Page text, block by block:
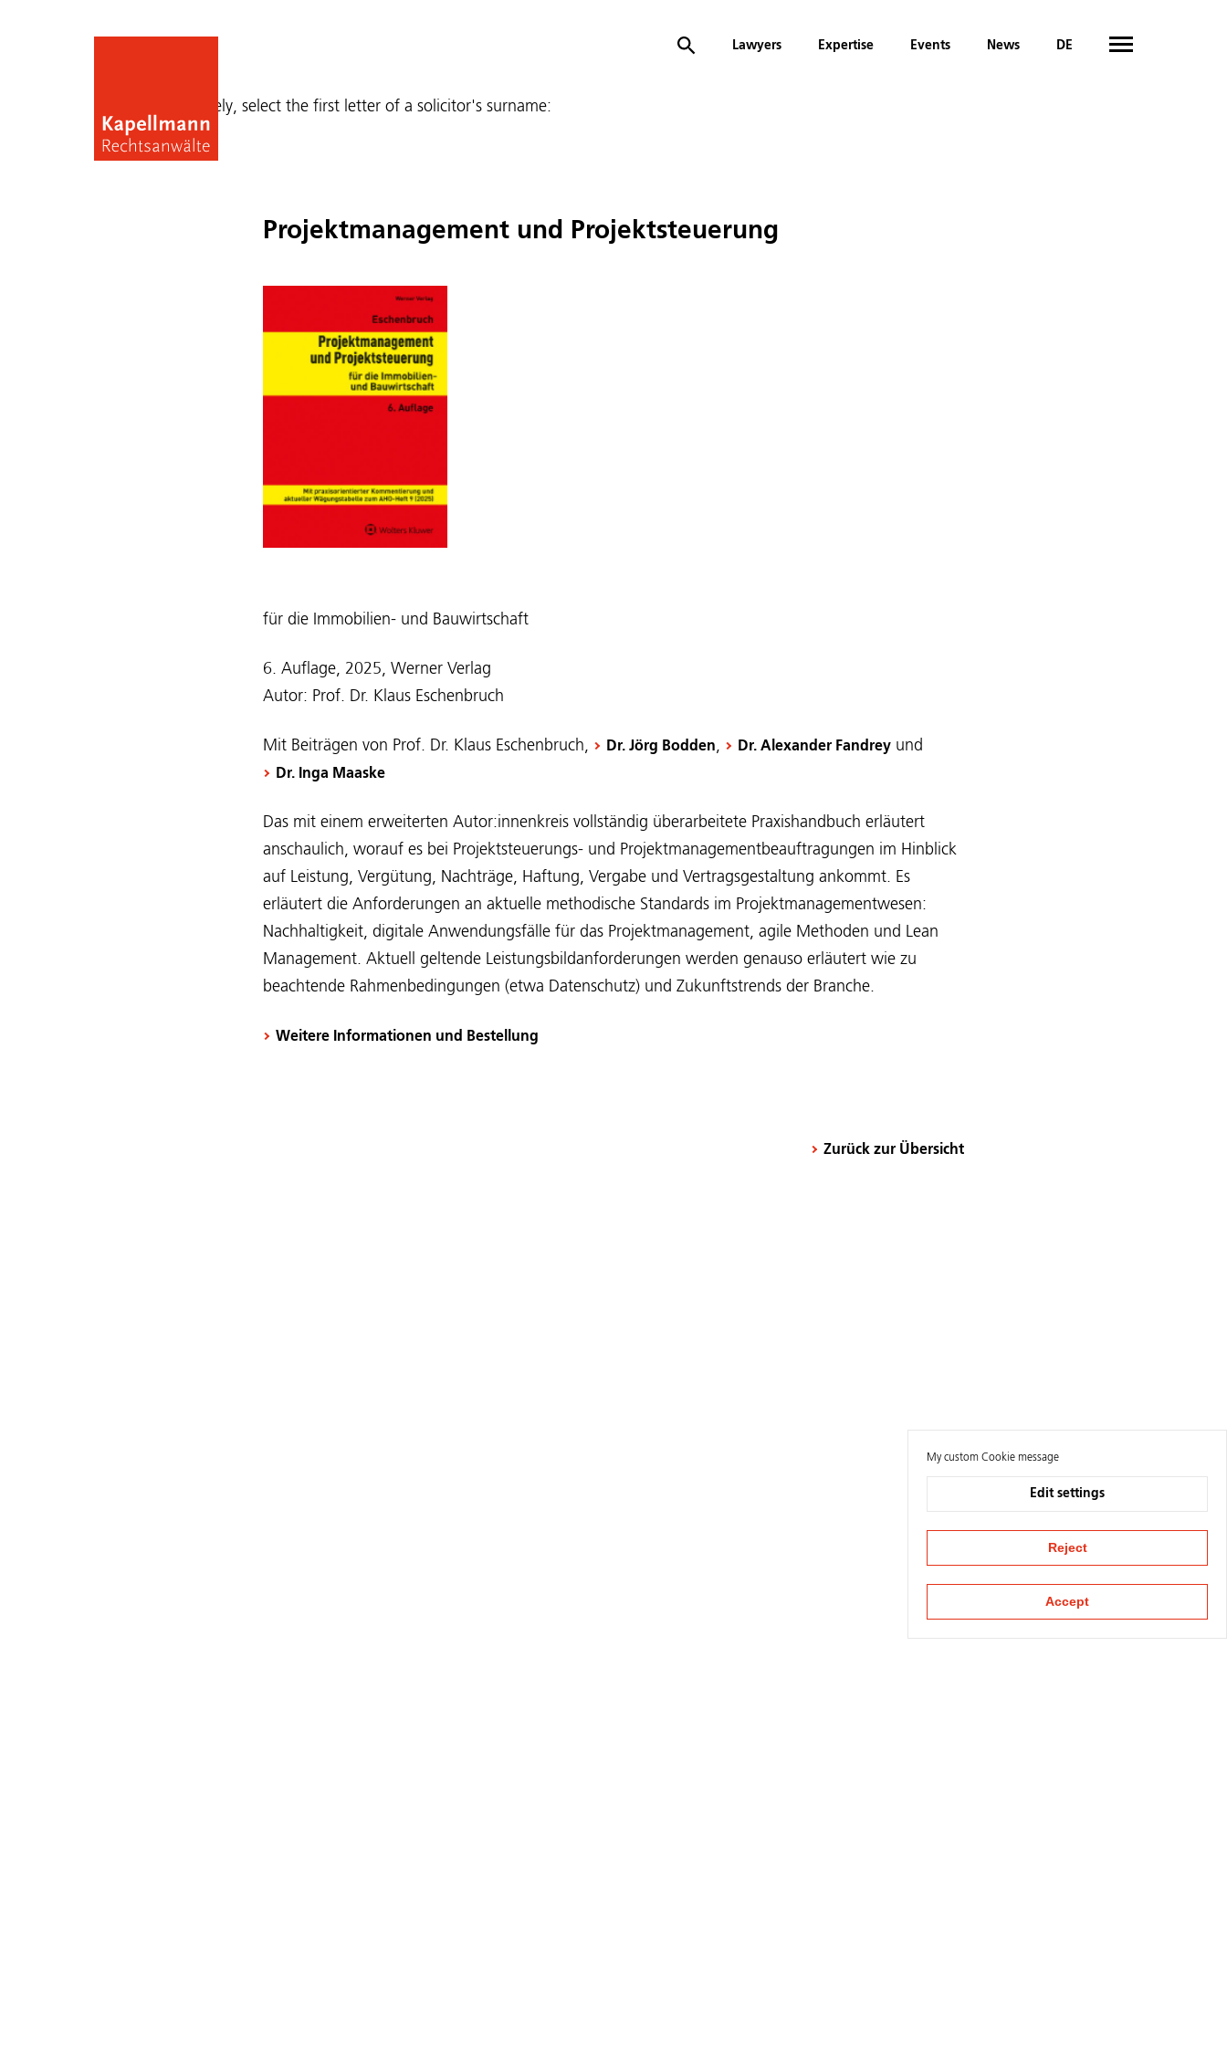
Lawyers Expertise Events News DE
Alternatively, select the first letter of a solicitor's surname:
Projektmanagement und Projektsteuerung
für die Immobilien- und Bauwirtschaft
6. Auflage, 2025, Werner Verlag
Autor: Prof. Dr. Klaus Eschenbruch
Mit Beiträgen von Prof. Dr. Klaus Eschenbruch, Dr. Jörg Bodden, Dr. Alexander Fandrey und
Dr. Inga Maaske
Das mit einem erweiterten Autor:innenkreis vollständig überarbeitete Praxishandbuch erläutert
anschaulich, worauf es bei Projektsteuerungs- und Projektmanagementbeauftragungen im Hinblick
auf Leistung, Vergütung, Nachträge, Haftung, Vergabe und Vertragsgestaltung ankommt. Es
erläutert die Anforderungen an aktuelle methodische Standards im Projektmanagementwesen:
Nachhaltigkeit, digitale Anwendungsfälle für das Projektmanagement, agile Methoden und Lean
Management. Aktuell geltende Leistungsbildanforderungen werden genauso erläutert wie zu
beachtende Rahmenbedingungen (etwa Datenschutz) und Zukunftstrends der Branche.
Weitere Informationen und Bestellung
Zurück zur Übersicht
My custom Cookie message
Edit settings
Reject
Accept